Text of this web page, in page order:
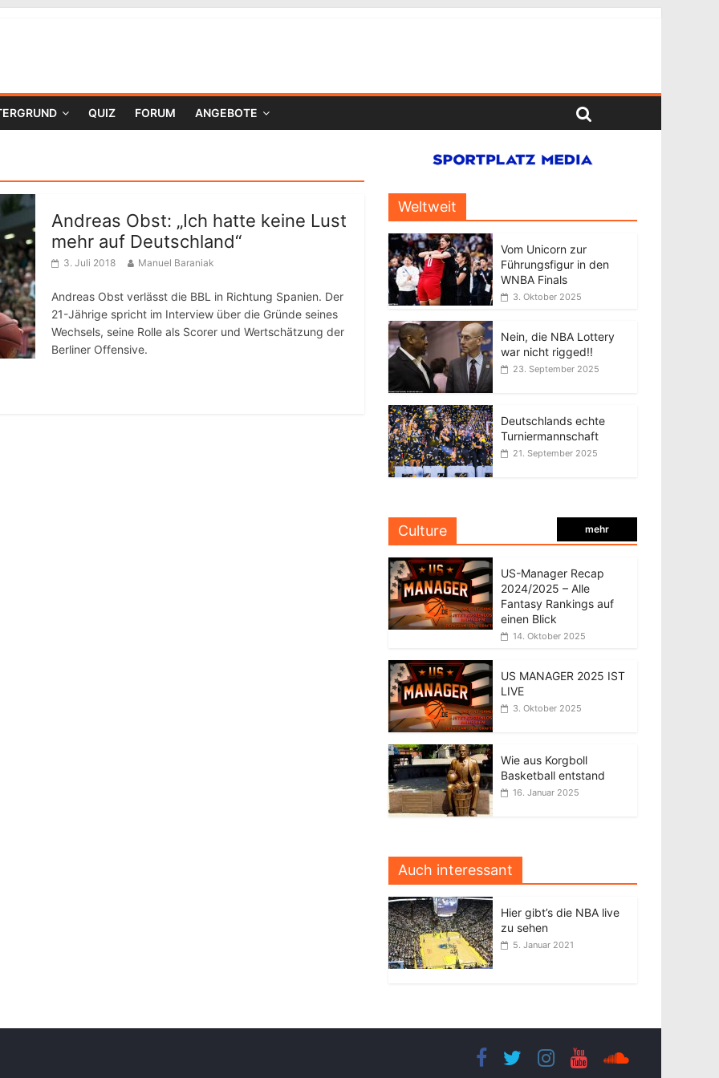
QUIZ FORUM ANGEBOTE
Andreas Obst: „Ich hatte keine Lust
mehr auf Deutschland“
3. Juli 2018 Manuel Baraniak
Andreas Obst verlässt die BBL in Richtung Spanien. Der
21-Jährige spricht im Interview über die Gründe seines
Wechsels, seine Rolle als Scorer und Wertschätzung der
Berliner Offensive.
Weltweit
Vom Unicorn zur
Führungsfigur in den
WNBA Finals
3. Oktober 2025
Nein, die NBA Lottery
war nicht rigged!!
23. September 2025
Deutschlands echte
Turniermannschaft
21. September 2025
Culture mehr
US-Manager Recap
2024/2025 – Alle
Fantasy Rankings auf
einen Blick
14. Oktober 2025
US MANAGER 2025 IST
LIVE
3. Oktober 2025
Wie aus Korgboll
Basketball entstand
16. Januar 2025
Auch interessant
Hier gibt’s die NBA live
zu sehen
5. Januar 2021